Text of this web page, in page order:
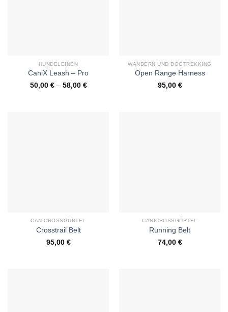
HUNDELEINEN
CaniX Leash – Pro
50,00 €– 58,00 €
WANDERN UND DOGTREKKING
Open Range Harness
95,00 €
CANICROSSGÜRTEL
Crosstrail Belt
95,00 €
CANICROSSGÜRTEL
Running Belt
74,00 €